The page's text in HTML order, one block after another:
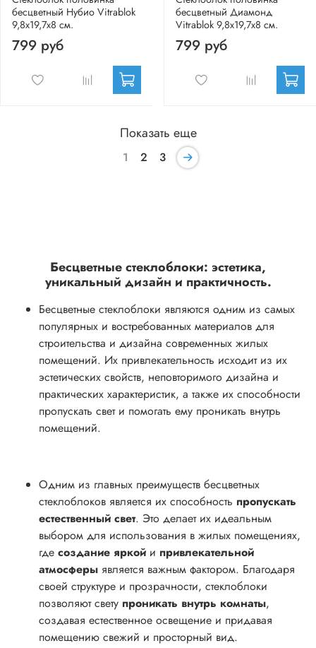
бесцветный Нубио Vitrablok
9,8x19,7x8 см.
799 руб
бесцветный Диамонд
Vitrablok 9,8x19,7x8 см.
799 руб
Показать еще
1 2 3
Бесцветные стеклоблоки: эстетика,
уникальный дизайн и практичность.
Бесцветные стеклоблоки являются одним из самых
популярных и востребованных материалов для
строительства и дизайна современных жилых
помещений. Их привлекательность исходит из их
эстетических свойств, неповторимого дизайна и
практических характеристик, а также их способности
пропускать свет и помогать ему проникать внутрь
помещений.
Одним из главных преимуществ бесцветных
стеклоблоков является их способность пропускать
естественный свет. Это делает их идеальным
выбором для использования в жилых помещениях,
где создание яркой и привлекательной
атмосферы является важным фактором. Благодаря
своей структуре и прозрачности, стеклоблоки
позволяют свету проникать внутрь комнаты,
создавая естественное освещение и придавая
помещению свежий и просторный вид.